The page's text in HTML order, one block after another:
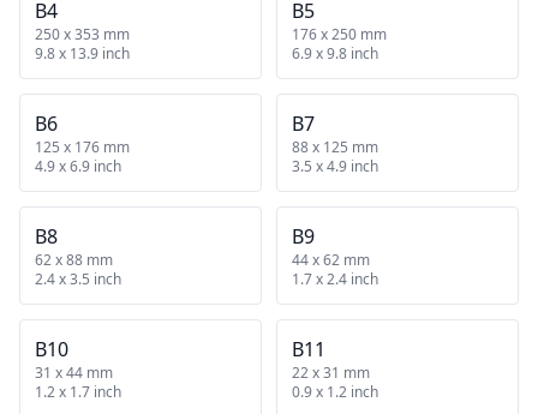
B4
250 x 353 mm
9.8 x 13.9 inch
B5
176 x 250 mm
6.9 x 9.8 inch
B6
125 x 176 mm
4.9 x 6.9 inch
B7
88 x 125 mm
3.5 x 4.9 inch
B8
62 x 88 mm
2.4 x 3.5 inch
B9
44 x 62 mm
1.7 x 2.4 inch
B10
31 x 44 mm
1.2 x 1.7 inch
B11
22 x 31 mm
0.9 x 1.2 inch